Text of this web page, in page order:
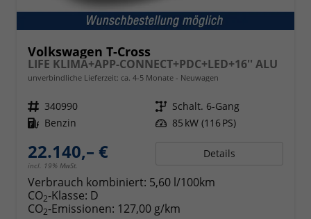
Volkswagen T-Cross
LIFE KLIMA+APP-CONNECT+PDC+LED+16'' ALU
unverbindliche Lieferzeit: ca. 4-5 Monate Neuwagen
Fahrzeugnr. 340990 Getriebe Schalt. 6-Gang
Kraftstoff Benzin Leistung 85 kW (116 PS)
22.140,– €
incl. 19% MwSt.
Details
Verbrauch kombiniert: 5,60 l/100km
CO2-Klasse: D
CO2-Emissionen: 127,00 g/km